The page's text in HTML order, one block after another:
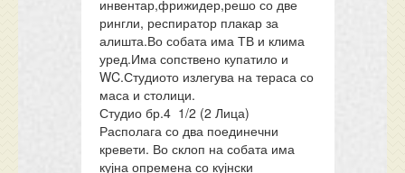
инвентар,фрижидер,решо со две
рингли, респиратор плакар за
алишта.Во собата има ТВ и клима
уред.Има сопствено купатило и
WC.Студиото излегува на тераса со
маса и столици.
Студио бр.4 1/2 (2 Лица)
Располага со два поединечни
кревети. Во склоп на собата има
кујна опремена со кујнски